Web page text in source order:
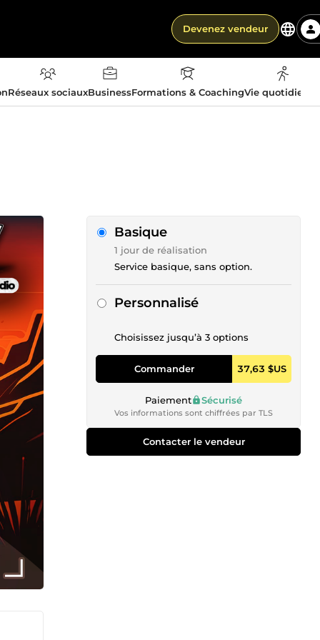
Devenez vendeur
Réseaux sociauxBusinessFormations & CoachingVie
Basique
1 jour de réalisation
Service basique, sans option.
Personnalisé
Choisissez jusqu’à 3 options
Commander 37,63 $US
Paiement Sécurisé
Vos informations sont chiffrées par TLS
Contacter le vendeur